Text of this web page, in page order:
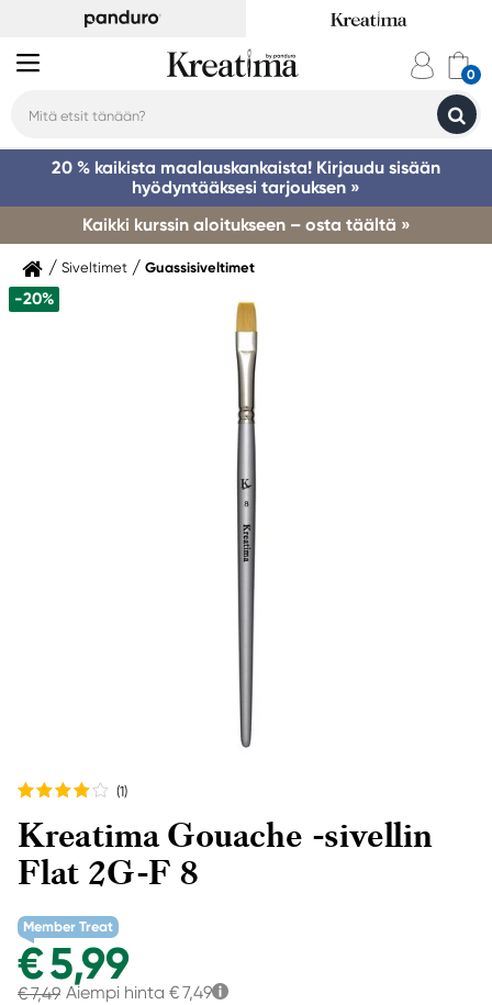
20 % kaikista maalauskankaista! Kirjaudu sisään
hyödyntääksesi tarjouksen »
Kaikki kurssin aloitukseen – osta täältä »
Siveltimet Guassisiveltimet
-20%
(1)
Kreatima Gouache -sivellin
Flat 2G-F 8
Member Treat
€ 5,99
€ 7,49 Aiempi hinta € 7,49